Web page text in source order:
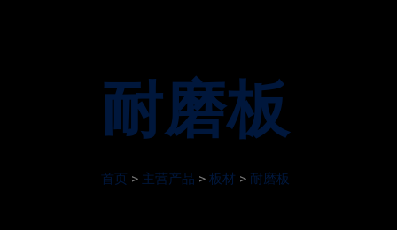
耐磨板
首页 > 主营产品 > 板材 > 耐磨板